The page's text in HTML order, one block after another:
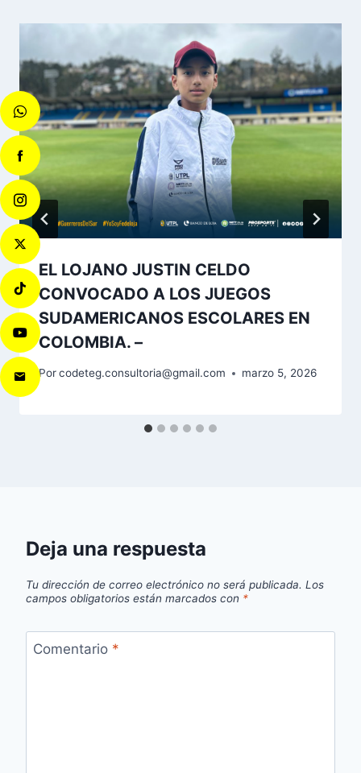
EL LOJANO JUSTIN CELDO
CONVOCADO A LOS JUEGOS
SUDAMERICANOS ESCOLARES EN
COLOMBIA. –
Porcodeteg.consultoria@gmail.com marzo 5, 2026
Deja una respuesta
Tu dirección de correo electrónico no será publicada. Los
campos obligatorios están marcados con *
Comentario *